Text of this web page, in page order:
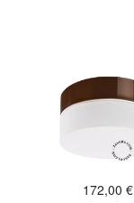
172,00 €